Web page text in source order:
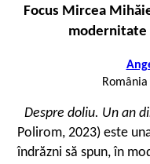
Focus Mircea
Despre doliu. Un an
Polirom, 2023) este
îndrăzni să spun, în